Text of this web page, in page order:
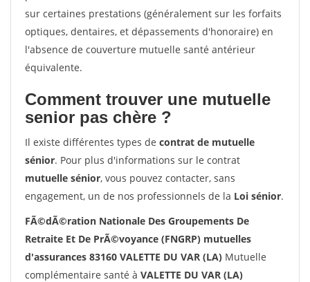
sur certaines prestations (généralement sur les forfaits
optiques, dentaires, et dépassements d'honoraire) en
l'absence de couverture mutuelle santé antérieur
équivalente.
Comment trouver une mutuelle
senior pas chère ?
Il existe différentes types de contrat de mutuelle
sénior. Pour plus d'informations sur le contrat
mutuelle sénior, vous pouvez contacter, sans
engagement, un de nos professionnels de la Loi sénior.
FÃ©dÃ©ration Nationale Des Groupements De
Retraite Et De PrÃ©voyance (FNGRP) mutuelles
d'assurances 83160 VALETTE DU VAR (LA) Mutuelle
complémentaire santé à VALETTE DU VAR (LA)